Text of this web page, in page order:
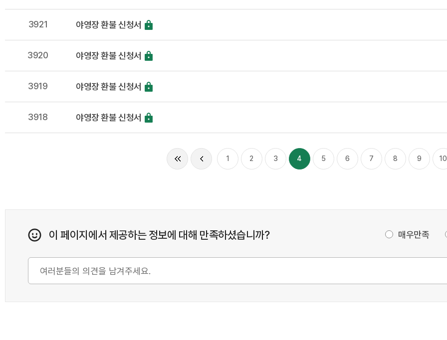
3921 야영장 환불 신청서
3920 야영장 환불 신청서
3919 야영장 환불 신청서
3918 야영장 환불 신청서
1 2 3 4 5 6 7 8 9 10
이 페이지에서 제공하는 정보에 대해 만족하셨습니까? 매우만족